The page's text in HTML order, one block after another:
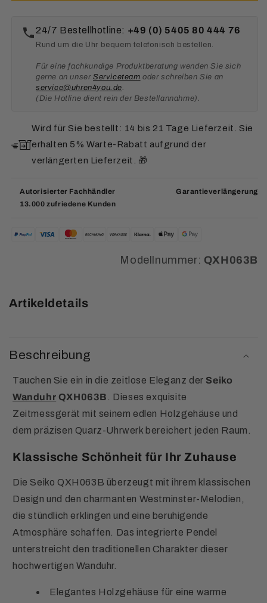
24/7 Bestellhotline: +49 (0) 5405 80 444 76
Rund um die Uhr bequem telefonisch bestellen.
Für eine fachkundige Produktberatung wenden Sie sich
gerne an unser Serviceteam oder schreiben Sie an
service@uhren4you.de.
(Die Hotline dient rein der Bestellannahme).
Wird für Sie bestellt: 14 bis 21 Tage Lieferzeit. Sie
erhalten 5% Warte-Rabatt aufgrund der
verlängerten Lieferzeit. 🎁
Autorisierter Fachhändler
Garantieverlängerung
13.000 zufriedene Kunden
Modellnummer: QXH063B
Artikeldetails
Beschreibung
Tauchen Sie ein in die zeitlose Eleganz der Seiko
Wanduhr QXH063B
. Dieses exquisite
Zeitmessgerät mit seinem edlen Holzgehäuse und
dem präzisen Quarz-Uhrwerk bereichert jeden Raum.
Klassische Schönheit für Ihr Zuhause
Die Seiko QXH063B überzeugt mit ihrem klassischen
Design und den charmanten Westminster-Melodien,
die stündlich erklingen und eine beruhigende
Atmosphäre schaffen. Das integrierte Pendel
unterstreicht den traditionellen Charakter dieser
hochwertigen Wanduhr.
Elegantes Holzgehäuse für eine warme